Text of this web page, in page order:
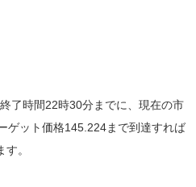
了時間22時30分までに、現在の市
ゲット価格145.224まで到達すれば
。